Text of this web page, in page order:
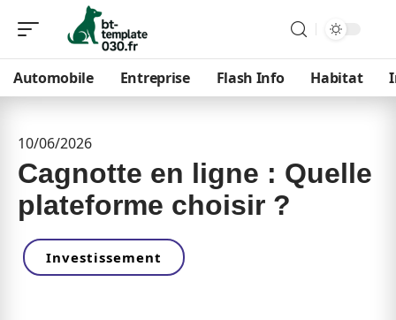
Automobile Entreprise Flash Info Habitat
10/06/2026
Cagnotte en ligne : Quelle
plateforme choisir ?
Investissement